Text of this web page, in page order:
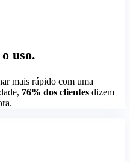
uso.
mais rápido com uma
76% dos clientes dizem